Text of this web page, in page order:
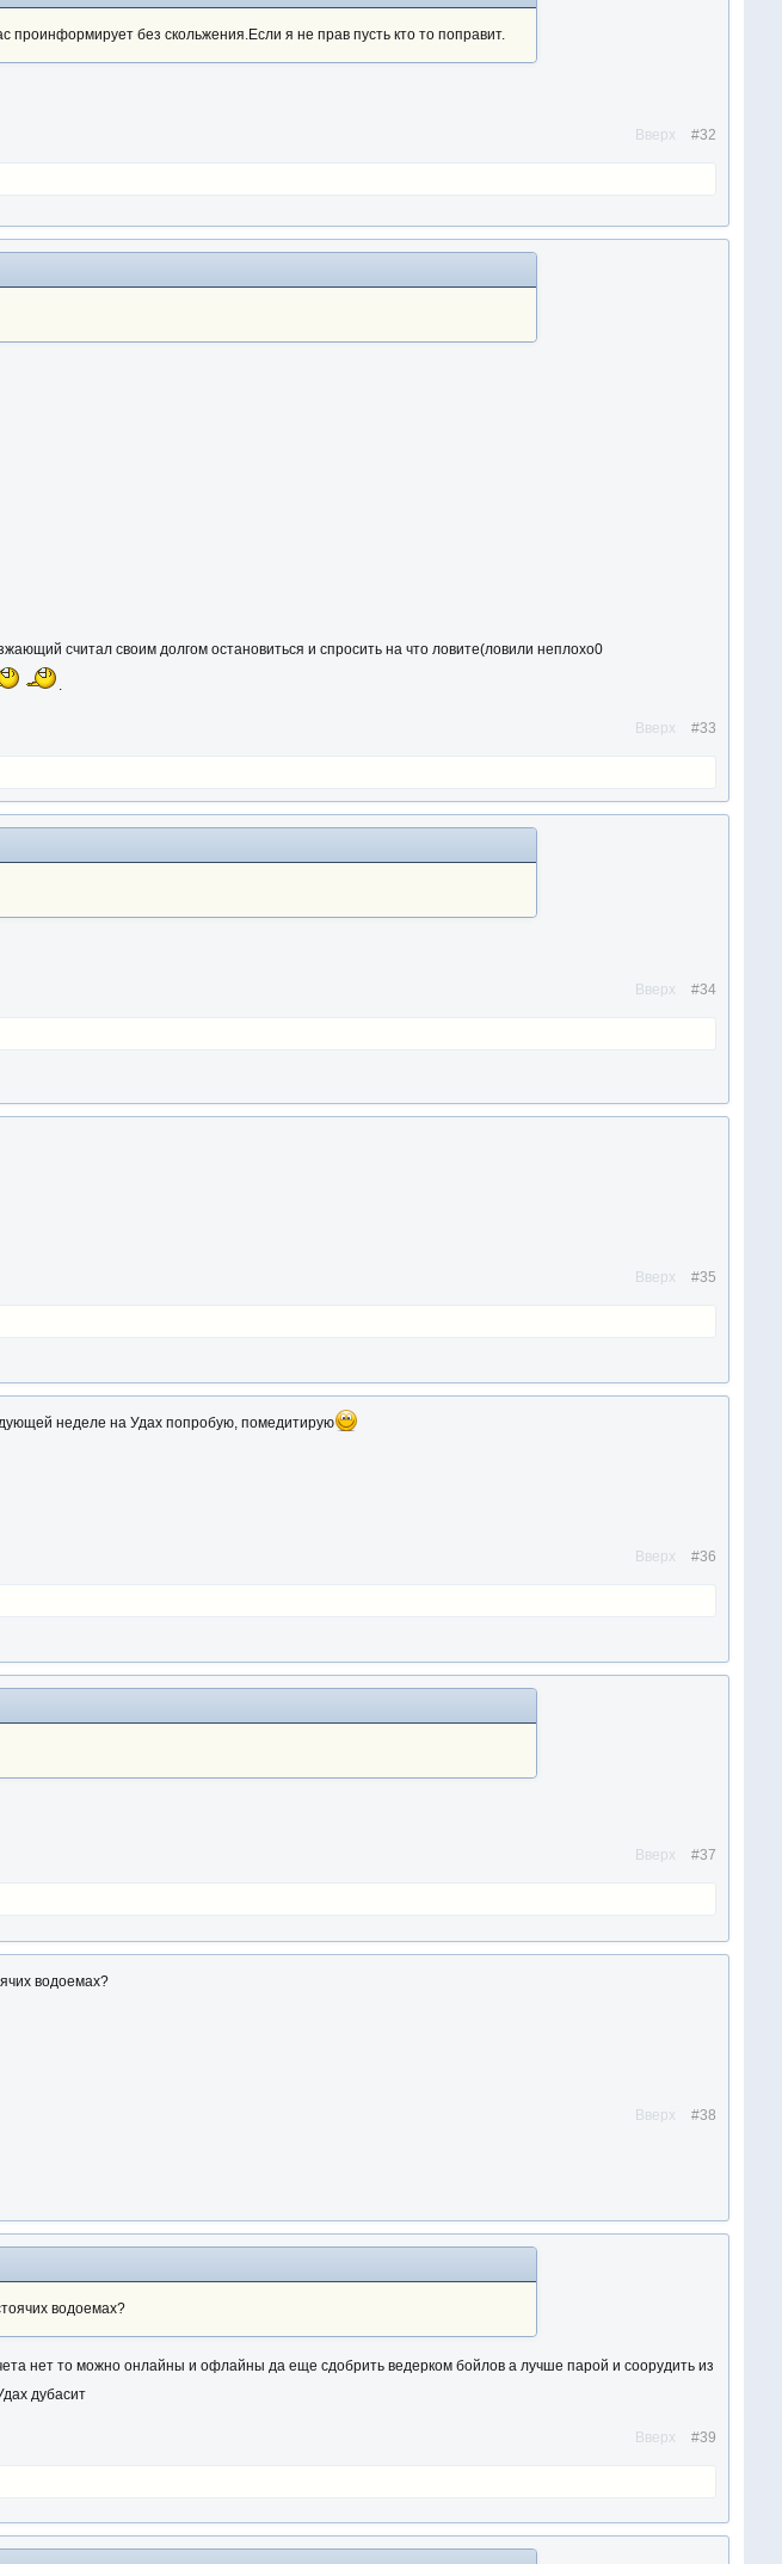
без скольжения.Если я не прав пусть кто то поправит.
#32
Вверх
считал своим долгом остановиться и спросить на что ловите(ловили неплохо0
.
#33
Вверх
#34
Вверх
#35
Вверх
неделе на Удах попробую, помедитирую
#36
Вверх
#37
Вверх
водоемах?
#38
Вверх
водоемах?
нет то можно онлайны и офлайны да еще сдобрить ведерком бойлов а лучше парой и соорудить из
дубасит
#39
Вверх